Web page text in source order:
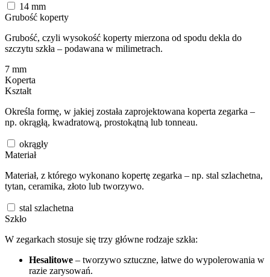
14 mm
Grubość koperty
Grubość, czyli wysokość koperty mierzona od spodu dekla do
szczytu szkła – podawana w milimetrach.
7 mm
Koperta
Kształt
Określa formę, w jakiej została zaprojektowana koperta zegarka –
np. okrągłą, kwadratową, prostokątną lub tonneau.
okrągły
Materiał
Materiał, z którego wykonano kopertę zegarka – np. stal szlachetna,
tytan, ceramika, złoto lub tworzywo.
stal szlachetna
Szkło
W zegarkach stosuje się trzy główne rodzaje szkła:
Hesalitowe – tworzywo sztuczne, łatwe do wypolerowania w
razie zarysowań.